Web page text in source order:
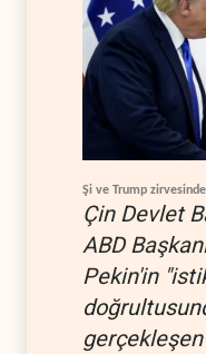
Şi ve Trump
Çin Devlet
ABD
Pekin'in